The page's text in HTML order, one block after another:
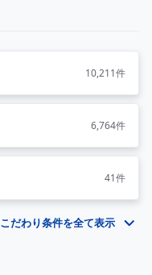
10,211件
6,764件
41件
こだわり条件を全て表示